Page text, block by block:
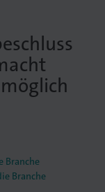
Branche
Branche